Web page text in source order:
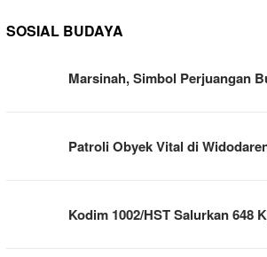
SOSIAL BUDAYA
Marsinah, Simbol Perjuangan
Patroli Obyek Vital di
Kodim 1002/HST Salurkan 648